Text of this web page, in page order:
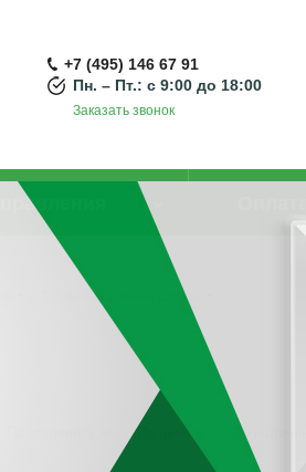
+7 (495) 146 67 91
Пн. – Пт.: с 9:00 до 18:00
Заказать звонок
Пломбировочные щипцы
По цене По наличию